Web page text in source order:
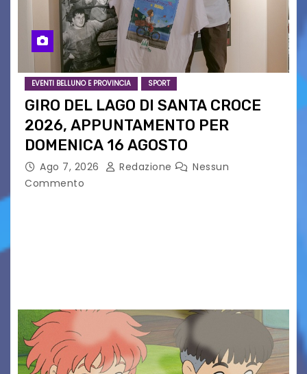
EVENTI BELLUNO E PROVINCIA SPORT
GIRO DEL LAGO DI SANTA CROCE
2026, APPUNTAMENTO PER
DOMENICA 16 AGOSTO
Ago 7, 2026 Redazione
Nessun
Commento